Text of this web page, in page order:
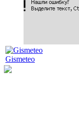
Gismeteo